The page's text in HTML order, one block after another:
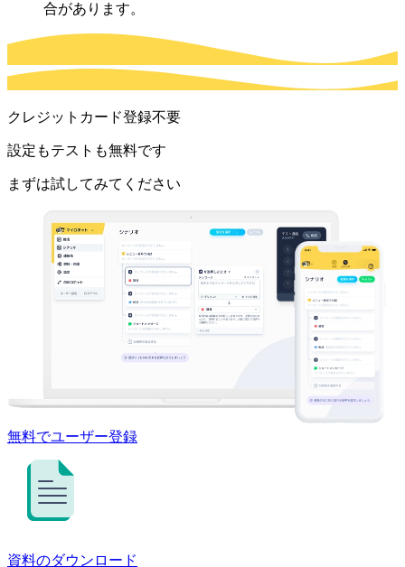
合があります。
クレジットカード登録不要
設定もテストも無料です
まずは試してみてください
無料でユーザー登録
資料のダウンロード